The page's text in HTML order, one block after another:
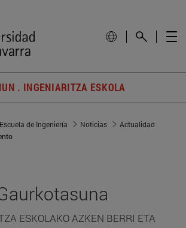
. INGENIARITZA ESKOLA
de Ingeniería Noticias
Actualidad
ESKOLAKO AZKEN BERRI ETA